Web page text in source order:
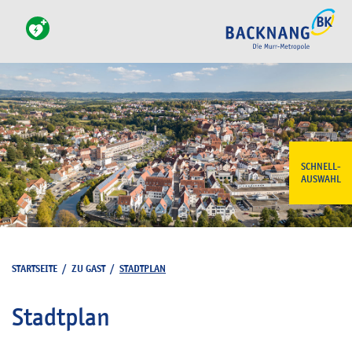
SCHNELL-
AUSWAHL
STARTSEITE / ZU GAST/ STADTPLAN
Stadtplan